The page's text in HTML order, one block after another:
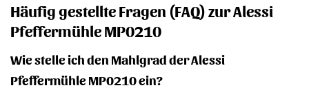
Häufig gestellte Fragen (FAQ) zur Alessi
Pfeffermühle MP0210
Wie stelle ich den Mahlgrad der Alessi
Pfeffermühle MP0210 ein?